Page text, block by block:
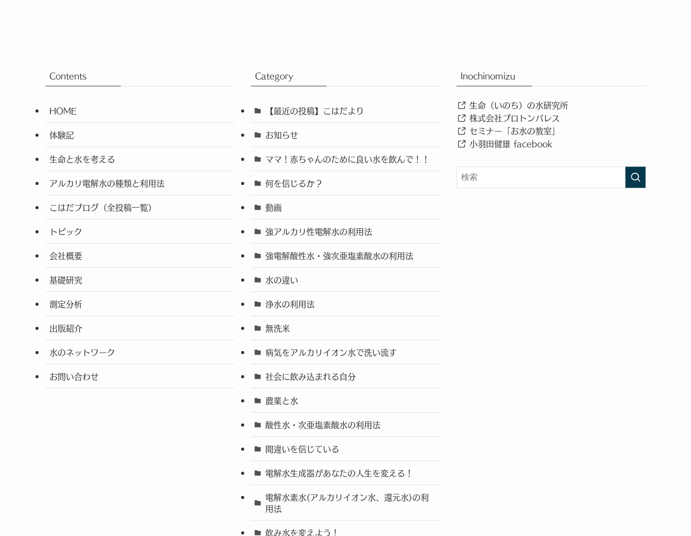
Contents
HOME
体験記
生命と水を考える
アルカリ電解水の種類と利用法
こはだブログ（全投稿一覧）
トピック
会社概要
基礎研究
測定分析
出版紹介
水のネットワーク
お問い合わせ
Category
【最近の投稿】こはだより
お知らせ
ママ！赤ちゃんのために良い水を飲んで！！
何を信じるか？
動画
強アルカリ性電解水の利用法
強電解酸性水・強次亜塩素酸水の利用法
水の違い
浄水の利用法
無洗米
病気をアルカリイオン水で洗い流す
社会に飲み込まれる自分
農業と水
酸性水・次亜塩素酸水の利用法
間違いを信じている
電解水生成器があなたの人生を変える！
電解水素水(アルカリイオン水、還元水)の利
用法
飲み水を変えよう！
Inochinomizu
生命（いのち）の水研究所
株式会社プロトンパレス
セミナー「お水の教室」
小羽田健雄 facebook